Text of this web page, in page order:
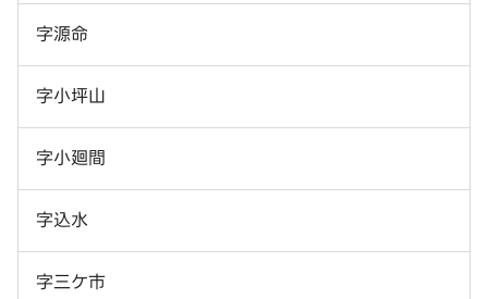
字源命
字小坪山
字小廻間
字込水
字三ケ市